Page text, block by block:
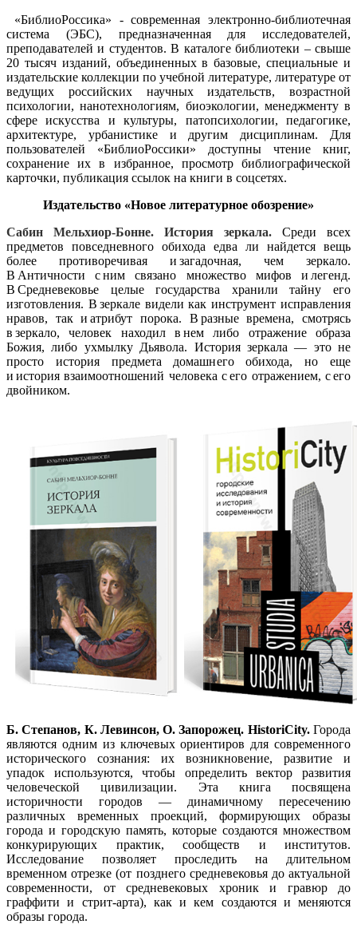
«БиблиоРоссика» - современная электронно-библиотечная
система (ЭБС), предназначенная для исследователей,
преподавателей и студентов. В каталоге библиотеки – свыше
20 тысяч изданий, объединенных в базовые, специальные и
издательские коллекции по учебной литературе, литературе от
ведущих российских научных издательств, возрастной
психологии, нанотехнологиям, биоэкологии, менеджменту в
сфере искусства и культуры, патопсихологии, педагогике,
архитектуре, урбанистике и другим дисциплинам. Для
пользователей «БиблиоРоссики» доступны чтение книг,
сохранение их в избранное, просмотр библиографической
карточки, публикация ссылок на книги в соцсетях.
Издательство «Новое литературное обозрение»
Сабин Мельхиор-Бонне. История зеркала. Среди всех
предметов повседневного обихода едва ли найдется вещь
более противоречивая и загадочная, чем зеркало.
В Античности с ним связано множество мифов и легенд.
В Средневековье целые государства хранили тайну его
изготовления. В зеркале видели как инструмент исправления
нравов, так и атрибут порока. В разные времена, смотрясь
в зеркало, человек находил в нем либо отражение образа
Божия, либо ухмылку Дьявола. История зеркала — это не
просто история предмета домашнего обихода, но еще
и история взаимоотношений человека с его отражением, с его
двойником.
Б. Степанов, К. Левинсон, О. Запорожец. HistoriCity.Города
являются одним из ключевых ориентиров для современного
исторического сознания: их возникновение, развитие и
упадок используются, чтобы определить вектор развития
человеческой цивилизации. Эта книга посвящена
историчности городов — динамичному пересечению
различных временных проекций, формирующих образы
города и городскую память, которые создаются множеством
конкурирующих практик, сообществ и институтов.
Исследование позволяет проследить на длительном
временном отрезке (от позднего средневековья до актуальной
современности, от средневековых хроник и гравюр до
граффити и стрит-арта), как и кем создаются и меняются
образы города.